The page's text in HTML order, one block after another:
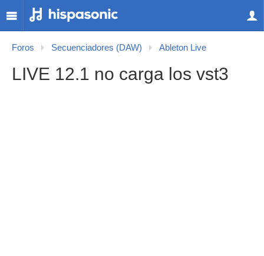
Foros Secuenciadores (DAW) Ableton Live
LIVE 12.1 no carga los vst3